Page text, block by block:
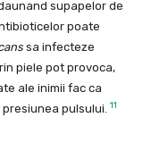
supapelor de
poate
sa infecteze
piele pot provoca,
ale inimii fac ca
pulsului.
11